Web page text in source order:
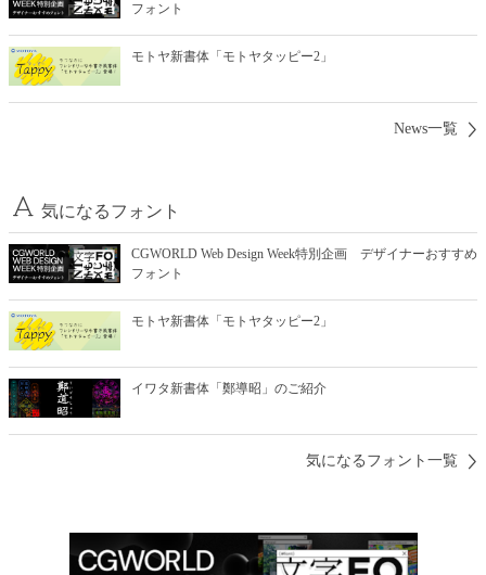
フォント
モトヤ新書体「モトヤタッピー2」
News一覧
気になるフォント
CGWORLD Web Design Week特別企画 デザイナーおすすめ
フォント
モトヤ新書体「モトヤタッピー2」
イワタ新書体「鄭導昭」のご紹介
気になるフォント一覧